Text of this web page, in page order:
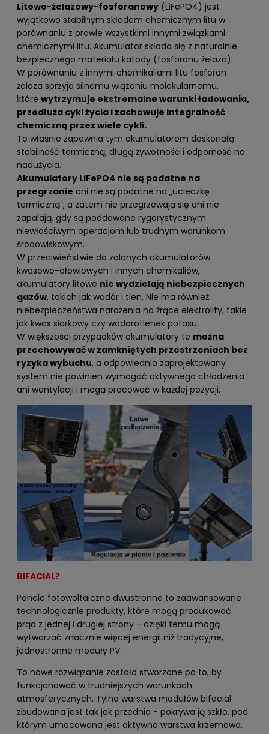
Litowo-żelazowy-fosforanowy (LiFePO4) jest
wyjątkowo stabilnym składem chemicznym litu w
porównaniu z prawie wszystkimi innymi związkami
chemicznymi litu. Akumulator składa się z naturalnie
bezpiecznego materiału katody (fosforanu żelaza).
W porównaniu z innymi chemikaliami litu fosforan
żelaza sprzyja silnemu wiązaniu molekularnemu,
które wytrzymuje ekstremalne warunki ładowania,
przedłuża cykl życia i zachowuje integralność
chemiczną przez wiele cykli.
To właśnie zapewnia tym akumulatorom doskonałą
stabilność termiczną, długą żywotność i odporność na
nadużycia.
Akumulatory LiFePO4 nie są podatne na
przegrzanie ani nie są podatne na „ucieczkę
termiczną”, a zatem nie przegrzewają się ani nie
zapalają, gdy są poddawane rygorystycznym
niewłaściwym operacjom lub trudnym warunkom
środowiskowym.
W przeciwieństwie do zalanych akumulatorów
kwasowo-ołowiowych i innych chemikaliów,
akumulatory litowe nie wydzielają niebezpiecznych
gazów, takich jak wodór i tlen. Nie ma również
niebezpieczeństwa narażenia na żrące elektrolity, takie
jak kwas siarkowy czy wodorotlenek potasu.
W większości przypadków akumulatory te można
przechowywać w zamkniętych przestrzeniach bez
ryzyka wybuchu, a odpowiednio zaprojektowany
system nie powinien wymagać aktywnego chłodzenia
ani wentylacji i mogą pracować w każdej pozycji.
BIFACIAL?
Panele fotowoltaiczne dwustronne to zaawansowane
technologicznie produkty, które mogą produkować
prąd z jednej i drugiej strony - dzięki temu mogą
wytwarzać znacznie więcej energii niż tradycyjne,
jednostronne moduły PV.
To nowe rozwiązanie zostało stworzone po to, by
funkcjonować w trudniejszych warunkach
atmosferycznych. Tylna warstwa modułów bifacial
zbudowana jest tak jak przednia - pokrywa ją szkło, pod
którym umocowana jest aktywna warstwa krzemowa.